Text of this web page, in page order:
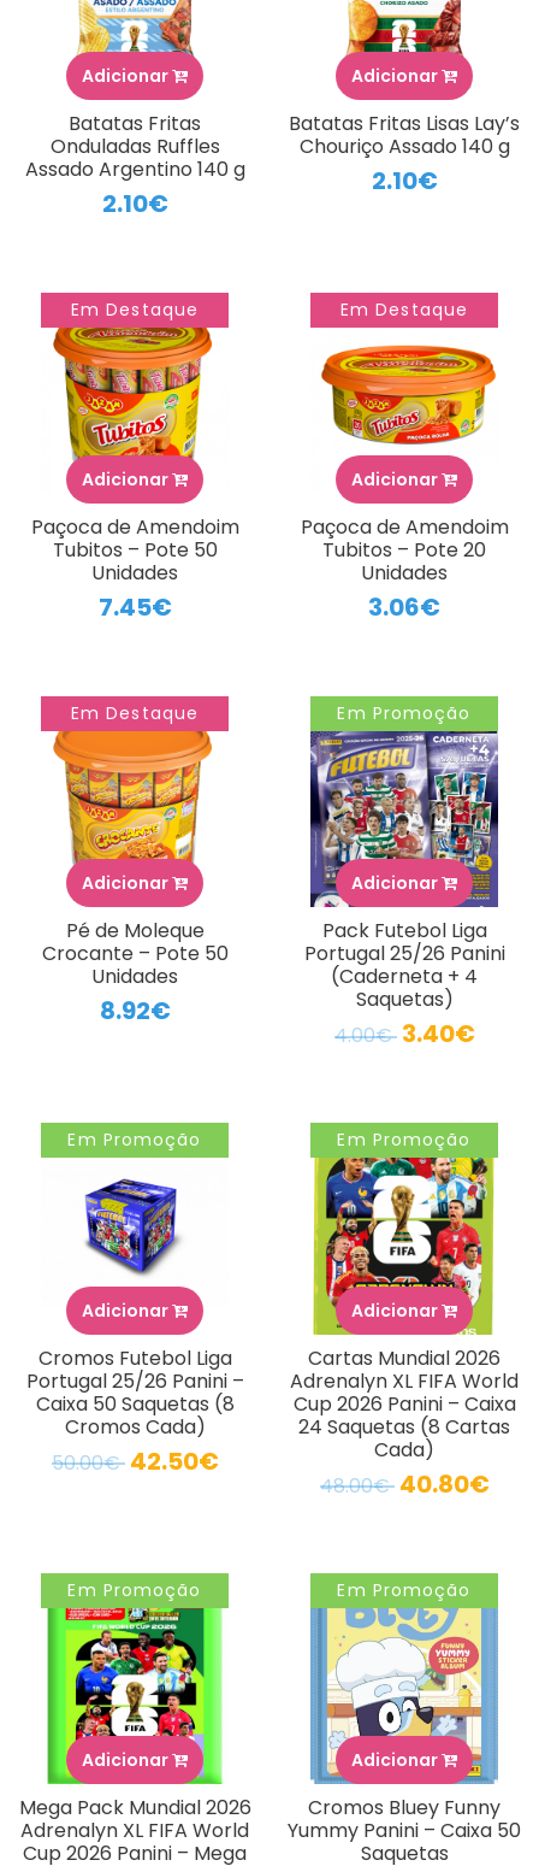
Adicionar
Batatas Fritas
Onduladas Ruffles
Assado Argentino 140 g
2.10€
Adicionar
Batatas Fritas Lisas Lay’s
Chouriço Assado 140 g
2.10€
Em Destaque
Adicionar
Paçoca de Amendoim
Tubitos – Pote 50
Unidades
7.45€
Em Destaque
Adicionar
Paçoca de Amendoim
Tubitos – Pote 20
Unidades
3.06€
Em Destaque
Adicionar
Pé de Moleque
Crocante – Pote 50
Unidades
8.92€
Em Promoção
Adicionar
Pack Futebol Liga
Portugal 25/26 Panini
(Caderneta + 4
Saquetas)
4.00€ 3.40€
Em Promoção
Adicionar
Cromos Futebol Liga
Portugal 25/26 Panini –
Caixa 50 Saquetas (8
Cromos Cada)
50.00€ 42.50€
Em Promoção
Adicionar
Cartas Mundial 2026
Adrenalyn XL FIFA World
Cup 2026 Panini – Caixa
24 Saquetas (8 Cartas
Cada)
48.00€ 40.80€
Em Promoção
Adicionar
Mega Pack Mundial 2026
Adrenalyn XL FIFA World
Cup 2026 Panini – Mega
Em Promoção
Adicionar
Cromos Bluey Funny
Yummy Panini – Caixa 50
Saquetas